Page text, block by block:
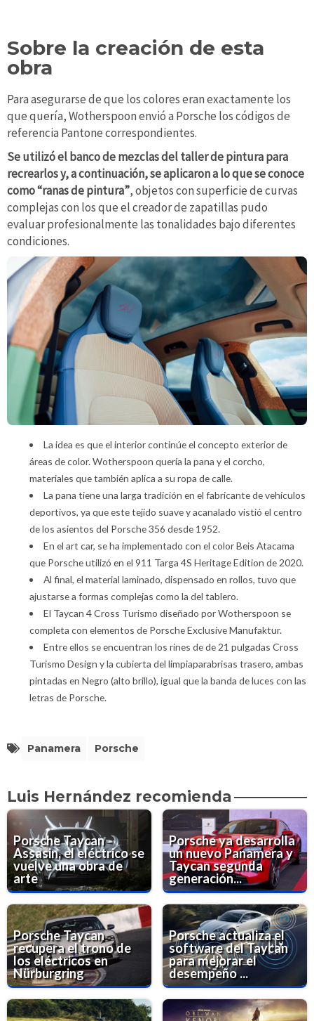
Sobre la creación de esta
obra
Para asegurarse de que los colores eran exactamente los
que quería, Wotherspoon envió a Porsche los códigos de
referencia Pantone correspondientes.
Se utilizó el banco de mezclas del taller de pintura para
recrearlos y, a continuación, se aplicaron a lo que se conoce
como “ranas de pintura”, objetos con superficie de curvas
complejas con los que el creador de zapatillas pudo
evaluar profesionalmente las tonalidades bajo diferentes
condiciones.
La idea es que el interior continúe el concepto exterior de
áreas de color. Wotherspoon quería la pana y el corcho,
materiales que también aplica a su ropa de calle.
La pana tiene una larga tradición en el fabricante de vehículos
deportivos, ya que este tejido suave y acanalado vistió el centro
de los asientos del Porsche 356 desde 1952.
En el art car, se ha implementado con el color Beis Atacama
que Porsche utilizó en el 911 Targa 4S Heritage Edition de 2020.
Al final, el material laminado, dispensado en rollos, tuvo que
ajustarse a formas complejas como la del tablero.
El Taycan 4 Cross Turismo diseñado por Wotherspoon se
completa con elementos de Porsche Exclusive Manufaktur.
Entre ellos se encuentran los rines de de 21 pulgadas Cross
Turismo Design y la cubierta del limpiaparabrisas trasero, ambas
pintadas en Negro (alto brillo), igual que la banda de luces con las
letras de Porsche.
Panamera Porsche
Luis Hernández recomienda
Porsche Taycan
Assasin, el eléctrico se
vuelve una obra de
arte
Porsche ya desarrolla
un nuevo Panamera y
Taycan segunda
generación...
Porsche Taycan
recupera el trono de
los eléctricos en
Nürburgring
Porsche actualiza el
software del Taycan
para mejorar el
desempeño ...